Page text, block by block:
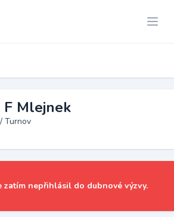
F Mlejnek
Turnov
zatím nepřihlásil do dubnové výzvy.